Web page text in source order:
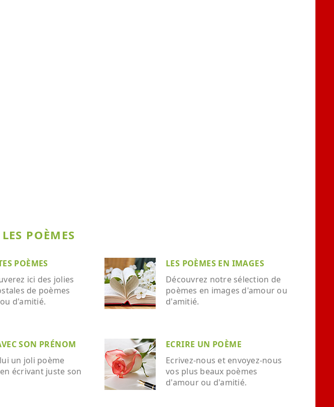
POÈMES
POÈMES
ici des jolies
de poèmes
d'amitié.
LES POÈMES EN IMAGES
Découvrez notre sélection de
poèmes en images d'amour ou
d'amitié.
SON PRÉNOM
un joli poème
écrivant juste son
ECRIRE UN POÈME
Ecrivez-nous et envoyez-nous
vos plus beaux poèmes
d'amour ou d'amitié.